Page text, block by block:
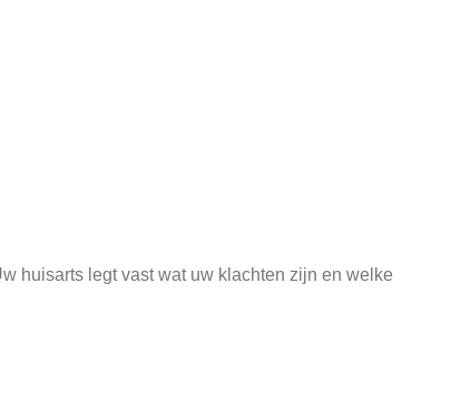
huisarts legt vast wat uw klachten zijn en welke